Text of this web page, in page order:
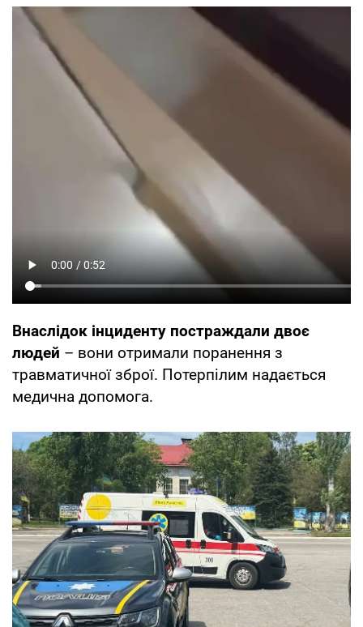
Внаслідок інциденту постраждали двоє
людей – вони отримали поранення з
травматичної зброї. Потерпілим надається
медична допомога.